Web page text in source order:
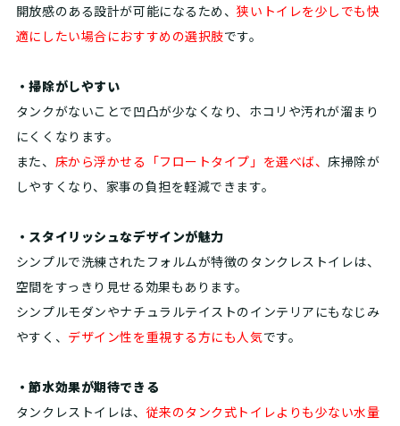
開放感のある設計が可能になるため、狭いトイレを少しでも快
適にしたい場合におすすめの選択肢です。
・掃除がしやすい
タンクがないことで凹凸が少なくなり、ホコリや汚れが溜まり
にくくなります。
また、 床から浮かせる「フロートタイプ」を選べば、 床掃除が
しやすくなり、家事の負担を軽減できます。
・スタイリッシュなデザインが魅力
シンプルで洗練されたフォルムが特徴のタンクレストイレは、
空間をすっきり見せる効果もあります。
シンプルモダンやナチュラルテイストのインテリアにもなじみ
やすく、 デザイン性を重視する方にも人気です。
・節水効果が期待できる
タンクレストイレは、 従来のタンク式トイレよりも少ない水量